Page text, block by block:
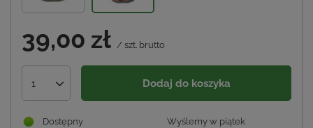
39,00 zł / szt. brutto
1 Dodaj do koszyka
Wyślemy w piątek
Dostępny